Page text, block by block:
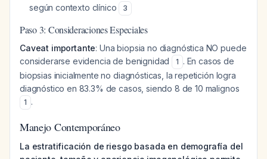
según contexto clínico
3
Paso 3: Consideraciones Especiales
Caveat importante: Una biopsia no diagnóstica NO puede
considerarse evidencia de benignidad
1 . En casos de
biopsias inicialmente no diagnósticas, la repetición logra
diagnóstico en 83.3% de casos, siendo 8 de 10 malignos
1 .
Manejo Contemporáneo
La estratificación de riesgo basada en demografía del